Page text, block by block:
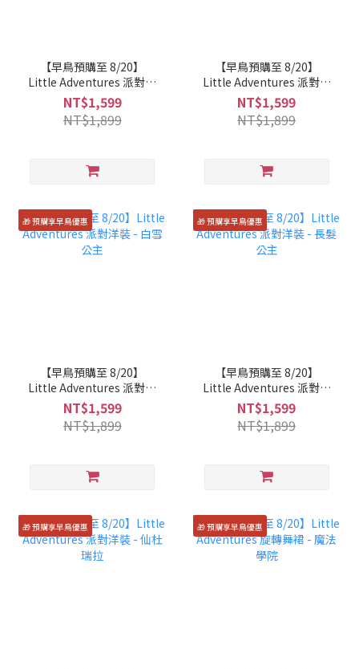
【早鳥預購至 8/20】
Little Adventures 派對洋
裝 - 艾莎女王
NT$1,599
NT$1,899
【早鳥預購至 8/20】
Little Adventures 派對洋
裝 - 美女貝兒
NT$1,599
NT$1,899
🎁 預購享早鳥優惠
【早鳥預購至 8/20】
Little Adventures 派對洋
裝 - 白雪公主
NT$1,599
NT$1,899
🎁 預購享早鳥優惠
【早鳥預購至 8/20】
Little Adventures 派對洋
裝 - 長髮公主
NT$1,599
NT$1,899
🎁 預購享早鳥優惠 🎁 預購享早鳥優惠